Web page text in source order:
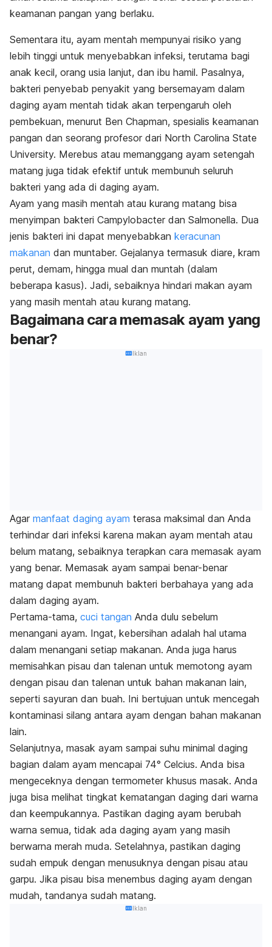
keamanan pangan yang berlaku.
Sementara itu, ayam mentah mempunyai risiko yang
lebih tinggi untuk menyebabkan infeksi, terutama bagi
anak kecil, orang usia lanjut, dan ibu hamil. Pasalnya,
bakteri penyebab penyakit yang bersemayam dalam
daging ayam mentah tidak akan terpengaruh oleh
pembekuan, menurut Ben Chapman, spesialis keamanan
pangan dan seorang profesor dari North Carolina State
University. Merebus atau memanggang ayam setengah
matang juga tidak efektif untuk membunuh seluruh
bakteri yang ada di daging ayam.
Ayam yang masih mentah atau kurang matang bisa
menyimpan bakteri Campylobacter dan Salmonella. Dua
jenis bakteri ini dapat menyebabkan keracunan
makanan dan muntaber. Gejalanya termasuk diare, kram
perut, demam, hingga mual dan muntah (dalam
beberapa kasus). Jadi, sebaiknya hindari makan ayam
yang masih mentah atau kurang matang.
Bagaimana cara memasak ayam yang
benar?
Iklan
Agar manfaat daging ayam terasa maksimal dan Anda
terhindar dari infeksi karena makan ayam mentah atau
belum matang, sebaiknya terapkan cara memasak ayam
yang benar. Memasak ayam sampai benar-benar
matang dapat membunuh bakteri berbahaya yang ada
dalam daging ayam.
Pertama-tama, cuci tangan Anda dulu sebelum
menangani ayam. Ingat, kebersihan adalah hal utama
dalam menangani setiap makanan. Anda juga harus
memisahkan pisau dan talenan untuk memotong ayam
dengan pisau dan talenan untuk bahan makanan lain,
seperti sayuran dan buah. Ini bertujuan untuk mencegah
kontaminasi silang antara ayam dengan bahan makanan
lain.
Selanjutnya, masak ayam sampai suhu minimal daging
bagian dalam ayam mencapai 74° Celcius. Anda bisa
mengeceknya dengan termometer khusus masak. Anda
juga bisa melihat tingkat kematangan daging dari warna
dan keempukannya. Pastikan daging ayam berubah
warna semua, tidak ada daging ayam yang masih
berwarna merah muda. Setelahnya, pastikan daging
sudah empuk dengan menusuknya dengan pisau atau
garpu. Jika pisau bisa menembus daging ayam dengan
mudah, tandanya sudah matang.
Iklan